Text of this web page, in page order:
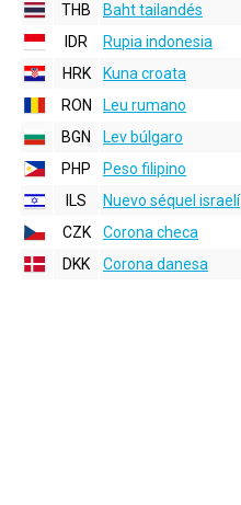
THB
Baht tailandés
IDR
Rupia indonesia
HRK
Kuna croata
RON
Leu rumano
BGN
Lev búlgaro
PHP
Peso filipino
ILS
Nuevo séquel israelí
CZK
Corona checa
DKK
Corona danesa